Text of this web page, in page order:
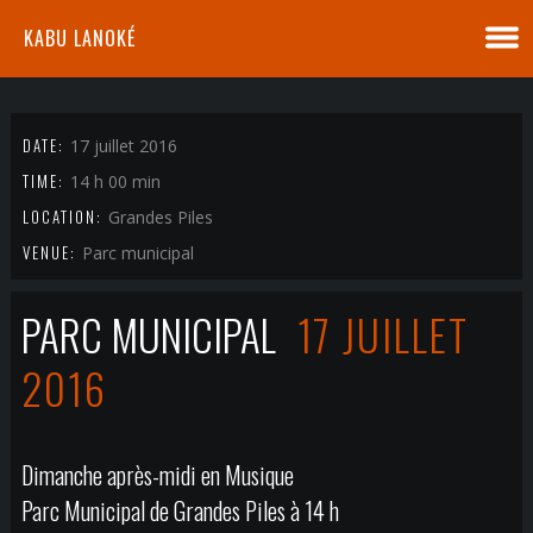
KABU LANOKÉ
DATE: 17 juillet 2016
TIME: 14 h 00 min
LOCATION: Grandes Piles
VENUE: Parc municipal
PARC MUNICIPAL 17 JUILLET
2016
Dimanche après-midi en Musique
Parc Municipal de Grandes Piles à 14 h